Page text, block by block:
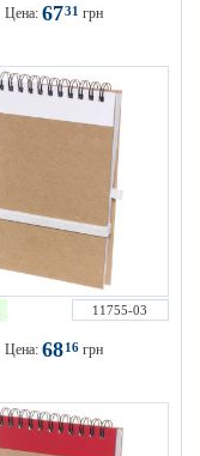
Цена: 6731 грн
11755-03
Цена: 6816грн